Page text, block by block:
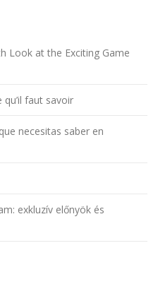
Look at the Exciting Game
faut savoir
necesitas saber en
exkluzív előnyök és